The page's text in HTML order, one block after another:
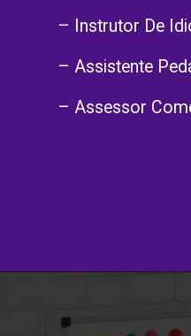
– Instrutor De
– Assistente
– Assessor